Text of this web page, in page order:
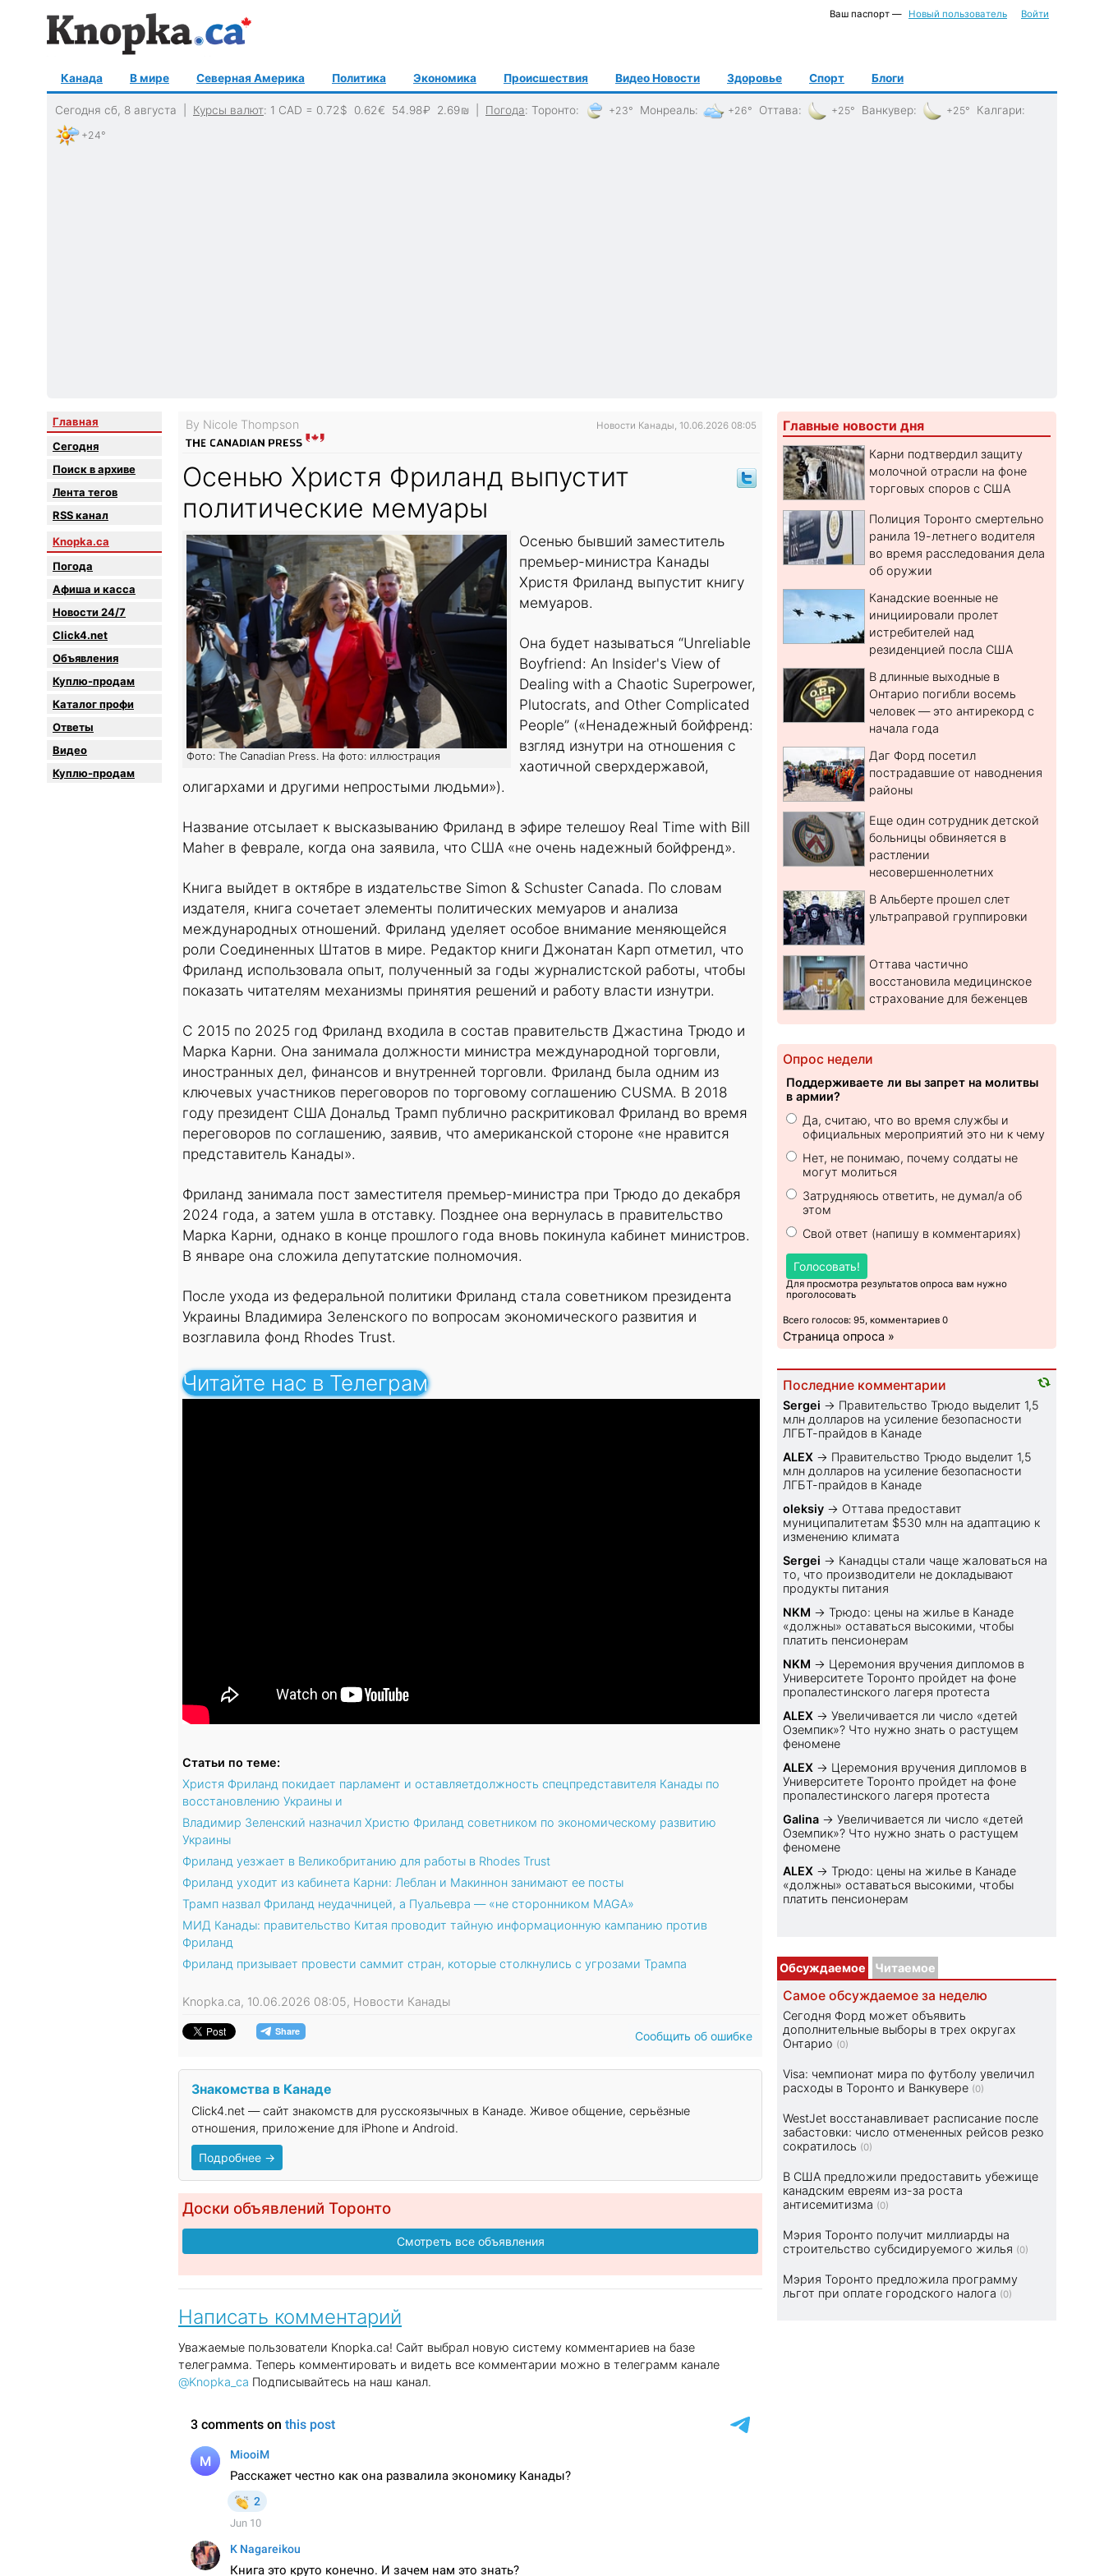
Ваш паспорт — Новый пользователь Войти
Канада В мире Северная Америка Политика Экономика Происшествия Видео Новости Здоровье Спорт Блоги
Сегодня сб, 8 августа | Курсы валют: 1 CAD = 0.72$ 0.62€ 54.98₽ 2.69₪ Погода: Торонто: +23° Монреаль: +26° Оттава: +25° Ванкувер: +25° Калгари:
+24°
Главная
Сегодня
Поиск в архиве
Лента тегов
RSS канал
Knopka.ca
Погода
Афиша и касса
Новости 24/7
Click4.net
Объявления
Куплю-продам
Каталог профи
Oтветы
Видео
Куплю-продам
By Nicole Thompson Новости Канады, 10.06.2026 08:05
Осенью Христя Фриланд выпустит
политические мемуары
Фото: The Canadian Press. На фото: иллюстрация
Осенью бывший заместитель
премьер-министра Канады
Христя Фриланд выпустит книгу
мемуаров.
Она будет называться “Unreliable
Boyfriend: An Insider's View of
Dealing with a Chaotic Superpower,
Plutocrats, and Other Complicated
People” («Ненадежный бойфренд:
взгляд изнутри на отношения с
хаотичной сверхдержавой,
олигархами и другими непростыми людьми»).
Название отсылает к высказыванию Фриланд в эфире телешоу Real Time with Bill
Maher в феврале, когда она заявила, что США «не очень надежный бойфренд».
Книга выйдет в октябре в издательстве Simon & Schuster Canada. По словам
издателя, книга сочетает элементы политических мемуаров и анализа
международных отношений. Фриланд уделяет особое внимание меняющейся
роли Соединенных Штатов в мире. Редактор книги Джонатан Карп отметил, что
Фриланд использовала опыт, полученный за годы журналистской работы, чтобы
показать читателям механизмы принятия решений и работу власти изнутри.
С 2015 по 2025 год Фриланд входила в состав правительств Джастина Трюдо и
Марка Карни. Она занимала должности министра международной торговли,
иностранных дел, финансов и внутренней торговли. Фриланд была одним из
ключевых участников переговоров по торговому соглашению CUSMA. В 2018
году президент США Дональд Трамп публично раскритиковал Фриланд во время
переговоров по соглашению, заявив, что американской стороне «не нравится
представитель Канады».
Фриланд занимала пост заместителя премьер-министра при Трюдо до декабря
2024 года, а затем ушла в отставку. Позднее она вернулась в правительство
Марка Карни, однако в конце прошлого года вновь покинула кабинет министров.
В январе она сложила депутатские полномочия.
После ухода из федеральной политики Фриланд стала советником президента
Украины Владимира Зеленского по вопросам экономического развития и
возглавила фонд Rhodes Trust.
Читайте нас в Телеграм
Статьи по теме:
Христя Фриланд покидает парламент и оставляетдолжность спецпредставителя Канады по
восстановлению Украины и
Владимир Зеленский назначил Христю Фриланд советником по экономическому развитию
Украины
Фриланд уезжает в Великобританию для работы в Rhodes Trust
Фриланд уходит из кабинета Карни: Леблан и Макиннон занимают ее посты
Трамп назвал Фриланд неудачницей, а Пуальевра — «не сторонником MAGA»
МИД Канады: правительство Китая проводит тайную информационную кампанию против
Фриланд
Фриланд призывает провести саммит стран, которые столкнулись с угрозами Трампа
Knopka.ca, 10.06.2026 08:05, Новости Канады
Сообщить об ошибке
Знакомства в Канаде
Click4.net — сайт знакомств для русскоязычных в Канаде. Живое общение, серьёзные
отношения, приложение для iPhone и Android.
Подробнее →
Доски объявлений Торонто
Смотреть все объявления
Написать комментарий
Уважаемые пользователи Knopka.ca! Сайт выбрал новую систему комментариев на базе
телеграмма. Теперь комментировать и видеть все комментарии можно в телеграмм канале
@Knopka_ca Подписывайтесь на наш канал.
Главные новости дня
Карни подтвердил защиту
молочной отрасли на фоне
торговых споров с США
Полиция Торонто смертельно
ранила 19-летнего водителя
во время расследования дела
об оружии
Канадские военные не
инициировали пролет
истребителей над
резиденцией посла США
В длинные выходные в
Онтарио погибли восемь
человек — это антирекорд с
начала года
Даг Форд посетил
пострадавшие от наводнения
районы
Еще один сотрудник детской
больницы обвиняется в
растлении
несовершеннолетних
В Альберте прошел слет
ультраправой группировки
Оттава частично
восстановила медицинское
страхование для беженцев
Опрос недели
Поддерживаете ли вы запрет на молитвы
в армии?
Да, считаю, что во время службы и
официальных мероприятий это ни к чему
Нет, не понимаю, почему солдаты не
могут молиться
Затрудняюсь ответить, не думал/а об
этом
Свой ответ (напишу в комментариях)
Голосовать!
Для просмотра результатов опроса вам нужно
проголосовать
Всего голосов: 95, комментариев 0
Страница опроса »
Последние комментарии
Sеrgei → Правительство Трюдо выделит 1,5
млн долларов на усиление безопасности
ЛГБТ-прайдов в Канаде
ALEX → Правительство Трюдо выделит 1,5
млн долларов на усиление безопасности
ЛГБТ-прайдов в Канаде
oleksiy → Оттава предоставит
муниципалитетам $530 млн на адаптацию к
изменению климата
Sеrgei → Канадцы стали чаще жаловаться на
то, что производители не докладывают
продукты питания
NKM →Трюдо: цены на жилье в Канаде
«должны» оставаться высокими, чтобы
платить пенсионерам
NKM → Церемония вручения дипломов в
Университете Торонто пройдет на фоне
пропалестинского лагеря протеста
ALEX →Увеличивается ли число «детей
Оземпик»? Что нужно знать о растущем
феномене
ALEX → Церемония вручения дипломов в
Университете Торонто пройдет на фоне
пропалестинского лагеря протеста
Galina →Увеличивается ли число «детей
Оземпик»? Что нужно знать о растущем
феномене
ALEX →Трюдо: цены на жилье в Канаде
«должны» оставаться высокими, чтобы
платить пенсионерам
Обсуждаемое Читаемое
Самое обсуждаемое за неделю
Сегодня Форд может объявить
дополнительные выборы в трех округах
Онтарио (0)
Visa: чемпионат мира по футболу увеличил
расходы в Торонто и Ванкувере (0)
WestJet восстанавливает расписание после
забастовки: число отмененных рейсов резко
сократилось (0)
В США предложили предоставить убежище
канадским евреям из-за роста
антисемитизма (0)
Мэрия Торонто получит миллиарды на
строительство субсидируемого жилья (0)
Мэрия Торонто предложила программу
льгот при оплате городского налога (0)